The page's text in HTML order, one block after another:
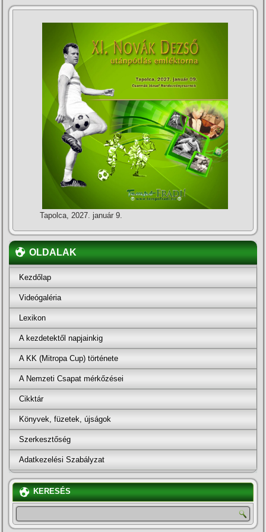
Tapolca, 2027. január 9.
OLDALAK
Kezdőlap
Videógaléria
Lexikon
A kezdetektől napjainkig
A KK (Mitropa Cup) története
A Nemzeti Csapat mérkőzései
Cikktár
Könyvek, füzetek, újságok
Szerkesztőség
Adatkezelési Szabályzat
KERESÉS